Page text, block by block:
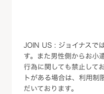
JOIN US : ジョイナスで
す。また男性側からお小
行為に関しても禁止して
トがある場合は、利用制
だいております。